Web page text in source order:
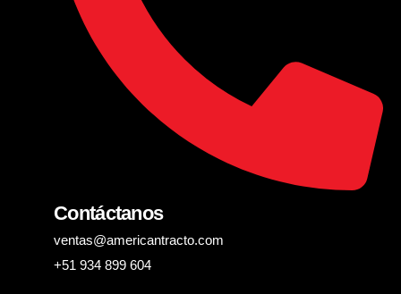
Contáctanos
ventas@americantracto.com
+51 934 899 604